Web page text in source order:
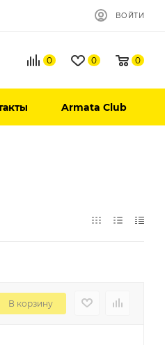
ВОЙТИ
0 0 0
Armata Club
В корзину